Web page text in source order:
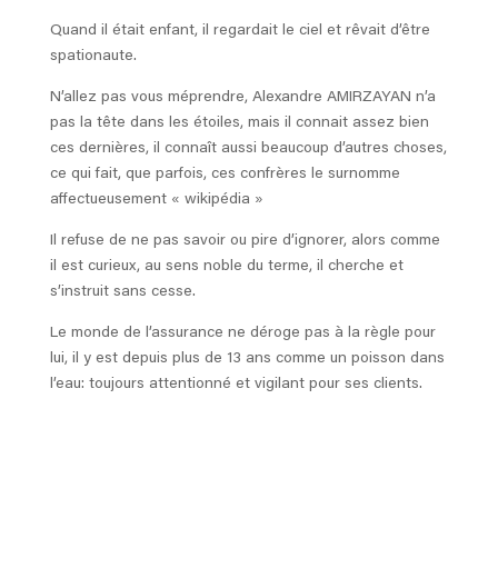
Quand il était enfant, il regardait le ciel et rêvait d’être
spationaute.
N’allez pas vous méprendre, Alexandre AMIRZAYAN n’a
pas la tête dans les étoiles, mais il connait assez bien
ces dernières, il connaît aussi beaucoup d’autres choses,
ce qui fait, que parfois, ces confrères le surnomme
affectueusement « wikipédia »
Il refuse de ne pas savoir ou pire d’ignorer, alors comme
il est curieux, au sens noble du terme, il cherche et
s’instruit sans cesse.
Le monde de l’assurance ne déroge pas à la règle pour
lui, il y est depuis plus de 13 ans comme un poisson dans
l’eau: toujours attentionné et vigilant pour ses clients.